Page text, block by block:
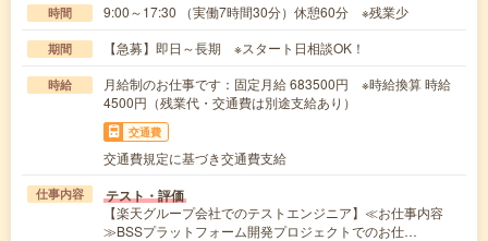
時間 9:00～17:30 （実働7時間30分）休憩60分 ※残業少
期間 【急募】即日～長期 ※スタート日相談OK！
時給
月給制のお仕事です：固定月給 683500円 ※時給換算 時給
4500円（残業代・交通費は別途支給あり）
交通費
交通費規定に基づき交通費支給
仕事内容 テスト・評価
【楽天グループ会社でのテストエンジニア】≪お仕事内容
≫BSSプラットフォーム開発プロジェクトでのお仕…